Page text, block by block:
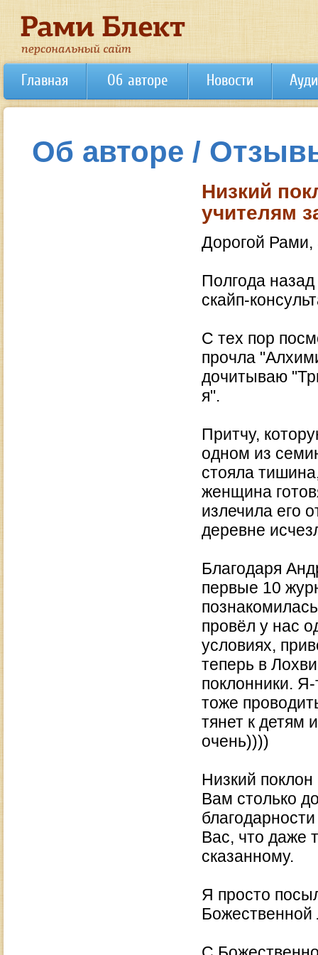
Главная Об авторе Новости
Об авторе /
Низкий
учителям
Дорогой Рами,
Полгода
скайп-
С тех пор
прочла
дочитываю
я".
Притчу,
одном из
стояла
женщина
излечила его
деревне
Благодаря
первые 10
провёл у нас
условиях,
теперь в
поклонники.
тоже
тянет к детям
очень))))
Низкий
Вам столько
Вас, что даже
сказанному.
Я просто